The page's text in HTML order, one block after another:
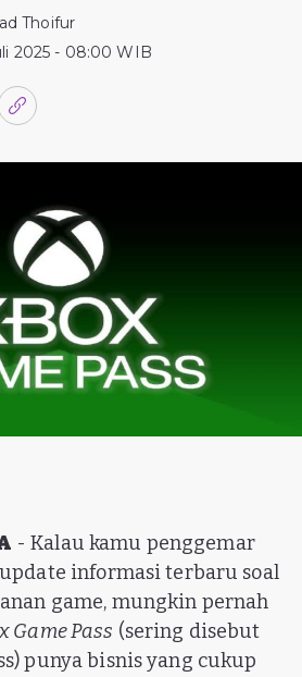
Thoifur
2025 - 08:00 WIB
- Kalau kamu penggemar
informasi terbaru soal
game, mungkin pernah
Game Pass (sering disebut
punya bisnis yang cukup